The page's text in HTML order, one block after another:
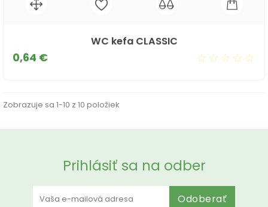
WC kefa CLASSIC
0,64 €Cena
Zobrazuje sa 1-10 z 10 položiek
Prihlásiť sa na odber
Odoberať